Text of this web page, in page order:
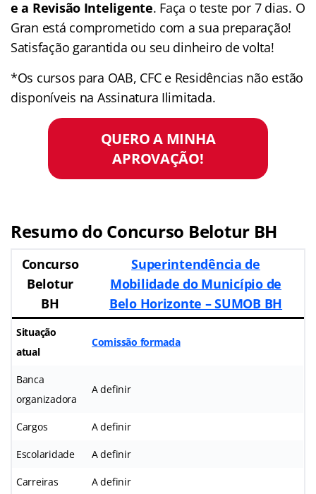
e a Revisão Inteligente. Faça o teste por 7 dias. O
Gran está comprometido com a sua preparação!
Satisfação garantida ou seu dinheiro de volta!
*Os cursos para OAB, CFC e Residências não estão
disponíveis na Assinatura Ilimitada.
QUERO A MINHA
APROVAÇÃO!
Resumo do Concurso Belotur BH
Concurso
Belotur
BH
Superintendência de
Mobilidade do Município de
Belo Horizonte – SUMOB BH
Situação
atual
Comissão formada
Banca
organizadora
A definir
Cargos A definir
Escolaridade A definir
Carreiras A definir